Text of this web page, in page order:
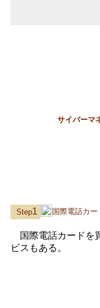
サイバーマ
Step1 国際電話カー
国際電話カードを
ビスもある。